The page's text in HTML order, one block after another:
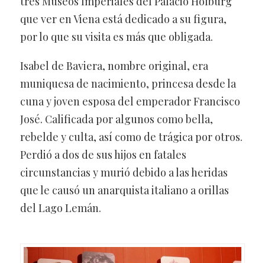
que ver en Viena está dedicado a su figura,
por lo que su visita es más que obligada.
Isabel de Baviera, nombre original, era
muniquesa de nacimiento, princesa desde la
cuna y joven esposa del emperador Francisco
José. Calificada por algunos como bella,
rebelde y culta, así como de trágica por otros.
Perdió a dos de sus hijos en fatales
circunstancias y murió debido a las heridas
que le causó un anarquista italiano a orillas
del Lago Lemán.